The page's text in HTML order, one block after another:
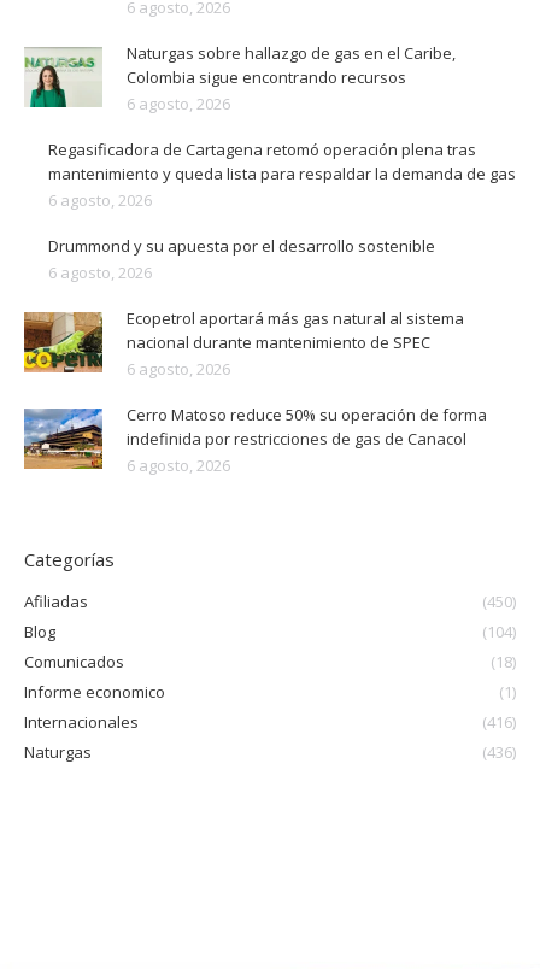
6 agosto, 2026
Naturgas sobre hallazgo de gas en el Caribe,
Colombia sigue encontrando recursos
6 agosto, 2026
Regasificadora de Cartagena retomó operación plena tras
mantenimiento y queda lista para respaldar la demanda de gas
6 agosto, 2026
Drummond y su apuesta por el desarrollo sostenible
6 agosto, 2026
Ecopetrol aportará más gas natural al sistema
nacional durante mantenimiento de SPEC
6 agosto, 2026
Cerro Matoso reduce 50% su operación de forma
indefinida por restricciones de gas de Canacol
6 agosto, 2026
Categorías
Afiliadas
(450)
Blog
(104)
Comunicados
(18)
Informe economico
(1)
Internacionales
(416)
Naturgas
(436)